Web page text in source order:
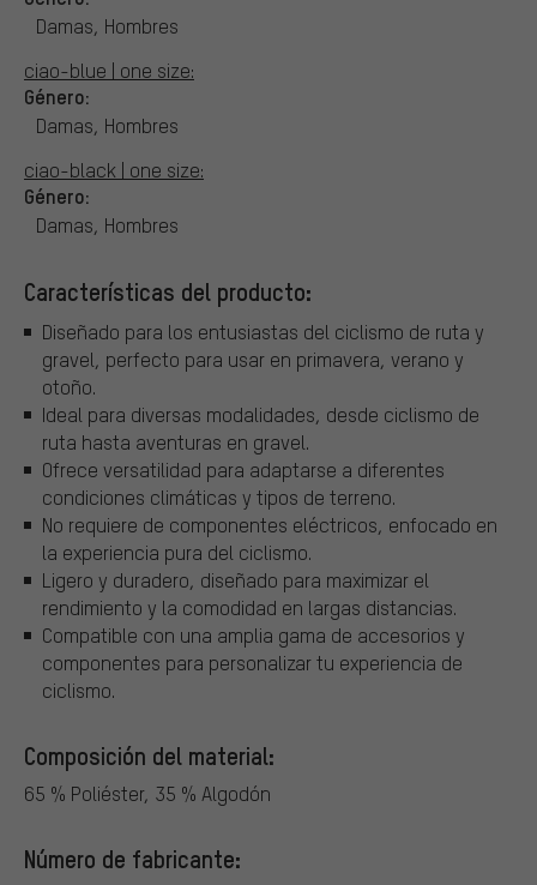
Damas, Hombres
ciao-blue | one size:
Género:
Damas, Hombres
ciao-black | one size:
Género:
Damas, Hombres
Características del producto:
Diseñado para los entusiastas del ciclismo de ruta y
gravel, perfecto para usar en primavera, verano y
otoño.
Ideal para diversas modalidades, desde ciclismo de
ruta hasta aventuras en gravel.
Ofrece versatilidad para adaptarse a diferentes
condiciones climáticas y tipos de terreno.
No requiere de componentes eléctricos, enfocado en
la experiencia pura del ciclismo.
Ligero y duradero, diseñado para maximizar el
rendimiento y la comodidad en largas distancias.
Compatible con una amplia gama de accesorios y
componentes para personalizar tu experiencia de
ciclismo.
Composición del material:
65 % Poliéster, 35 % Algodón
Número de fabricante: